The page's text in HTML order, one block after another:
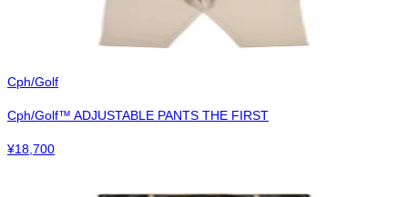
Cph/Golf
Cph/Golf™︎ ADJUSTABLE PANTS THE FIRST
¥18,700